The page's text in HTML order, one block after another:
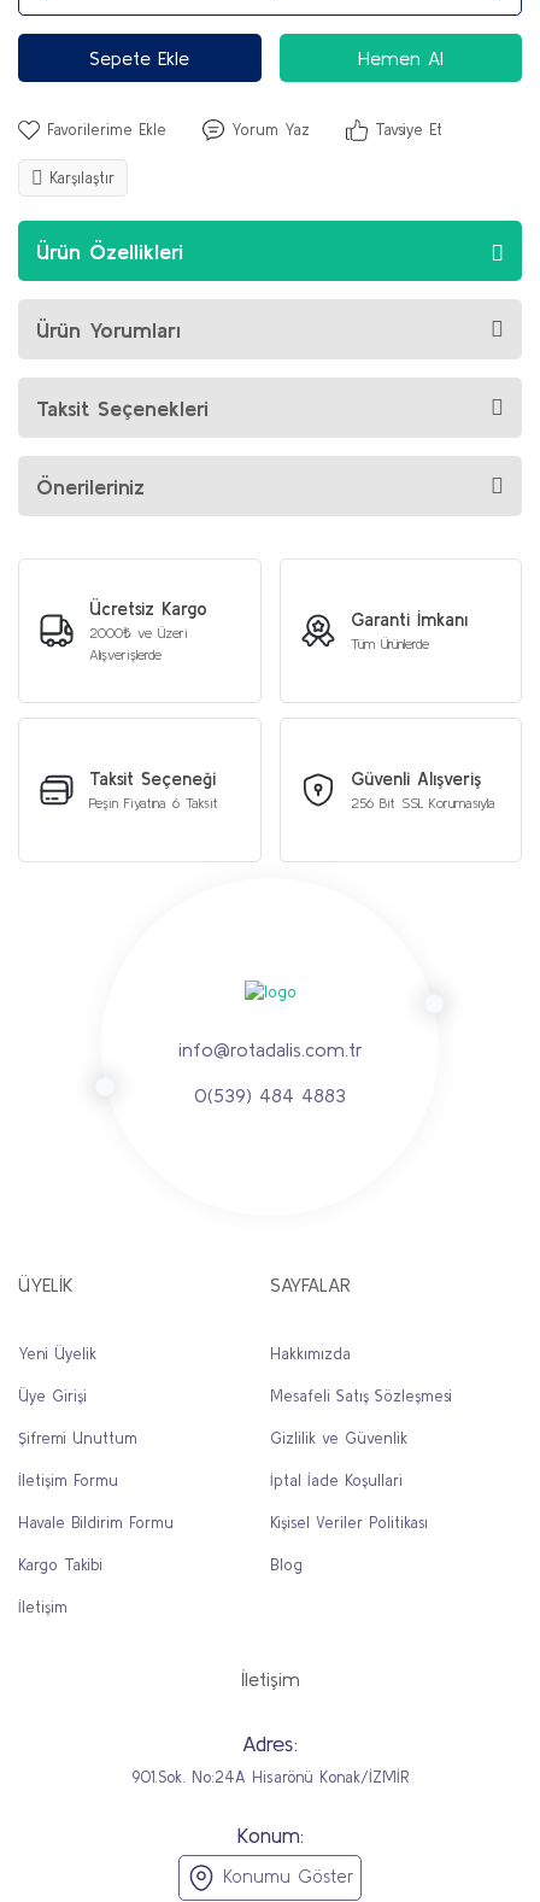
Sepete Ekle Hemen Al
Yorum Yaz Tavsiye Et
Karşılaştır
Ürün Özellikleri
Ürün Yorumları
Taksit Seçenekleri
Önerileriniz
Ücretsiz Kargo
2000₺ ve Üzeri
Alışverişlerde
Garanti İmkanı
Tüm Ürünlerde
Taksit Seçeneği
Peşin Fiyatına 6 Taksit
Güvenli Alışveriş
256 Bit SSL Korumasıyla
info@rotadalis.com.tr
0(539) 484 4883
ÜYELİK
Yeni Üyelik
Üye Girişi
Şifremi Unuttum
İletişim Formu
Havale Bildirim Formu
Kargo Takibi
İletişim
SAYFALAR
Hakkımızda
Mesafeli Satış Sözleşmesi
Gizlilik ve Güvenlik
İptal İade Koşullari
Kişisel Veriler Politikası
Blog
İletişim
Adres:
901.Sok. No:24A Hisarönü Konak/İZMİR
Konum:
Konumu Göster